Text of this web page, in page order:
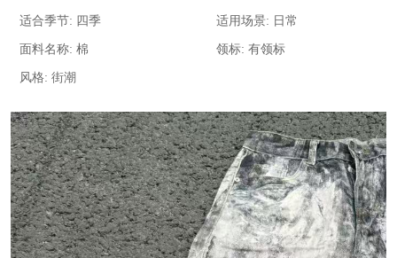
适合季节: 四季 适用场景: 日常
面料名称: 棉 领标: 有领标
风格: 街潮